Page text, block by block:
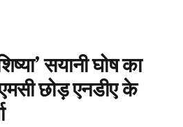
सयानी घोष का
छोड़ एनडीए के